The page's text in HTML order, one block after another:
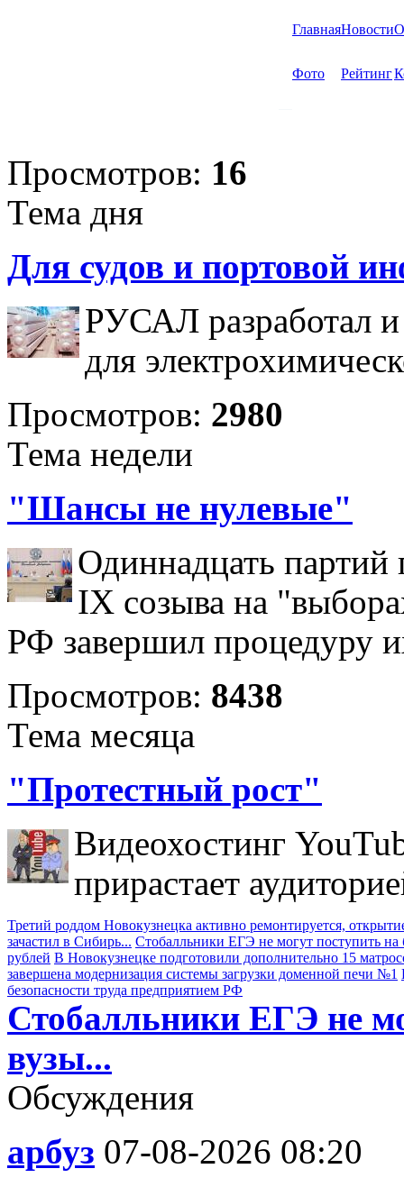
ГлавнаяНовости
Фото Рейтинг
Просмотров: 16
Тема дня
Для судов и портовой
РУСАЛ разработал и
для
Просмотров: 2980
Тема недели
"Шансы не нулевые"
Одиннадцать партий
IX созыва на
РФ завершил процедуру
Просмотров: 8438
Тема месяца
"Протестный рост"
Видеохостинг
прирастает
Третий роддом Новокузнецка активно ремонтируется,
зачастил в Сибирь... Стобалльники ЕГЭ не могут поступить
рублей В Новокузнецке подготовили дополнительно 15
завершена модернизация системы загрузки доменной печи №1
безопасности труда предприятием РФ
Стобалльники ЕГЭ не
вузы...
Обсуждения
арбуз 07-08-2026 08:20